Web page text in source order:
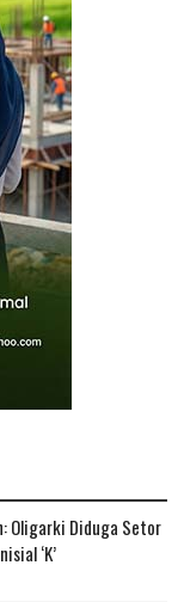
Oligarki Diduga Setor
‘K’